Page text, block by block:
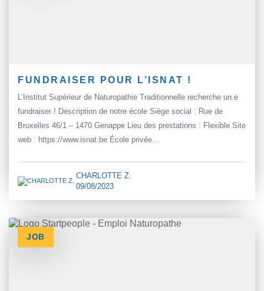
FUNDRAISER POUR L’ISNAT !
L’Institut Supérieur de Naturopathie Traditionnelle recherche un.e
fundraiser ! Description de notre école Siège social : Rue de
Bruxelles 46/1 – 1470 Genappe Lieu des prestations : Flexible Site
web : https://www.isnat.be École privée...
CHARLOTTE Z.
09/08/2023
JOB